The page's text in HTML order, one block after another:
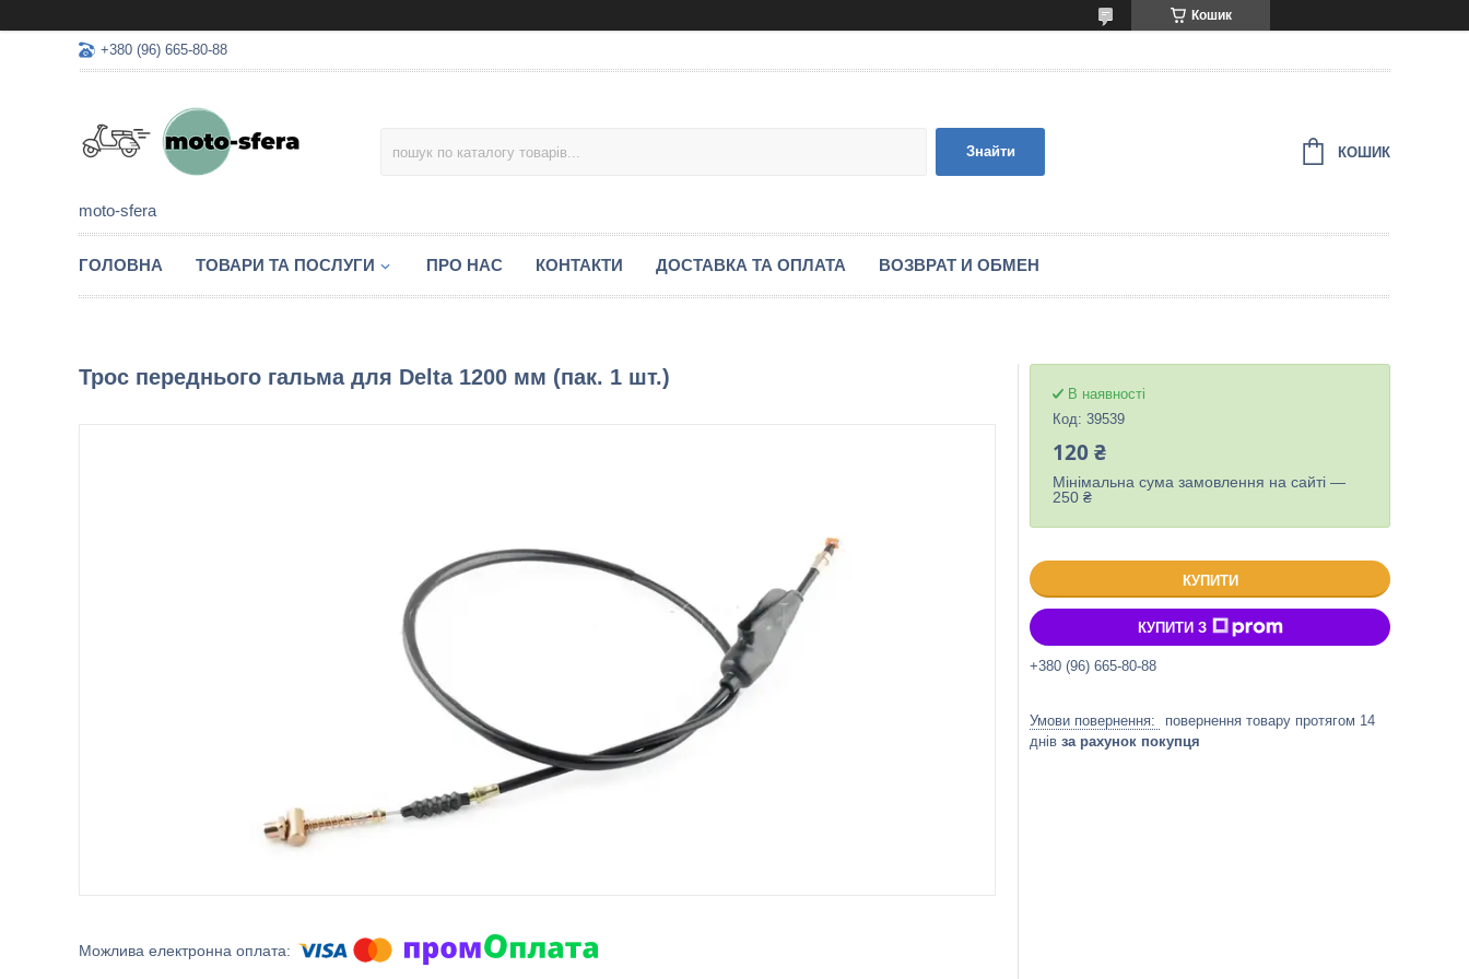
Кошик
+380 (96) 665-80-88
moto-sfera
Знайти КОШИК
ГОЛОВНА ТОВАРИ ТА ПОСЛУГИ ПРО НАС КОНТАКТИ ДОСТАВКА ТА ОПЛАТА ВОЗВРАТ И ОБМЕН
Трос переднього гальма для Delta 1200 мм (пак. 1 шт.)
В наявності
Код: 39539
120 ₴
Мінімальна сума замовлення на сайті —
250 ₴
КУПИТИ
КУПИТИ З
+380 (96) 665-80-88
повернення товару протягом 14
днів за рахунок покупця